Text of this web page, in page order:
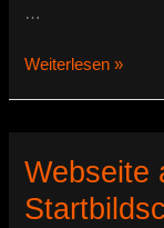
…
Malawi-
Weiterlesen »
Webseite